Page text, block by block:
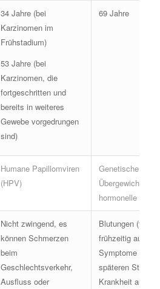
34 Jahre (bei
Karzinomen im
Frühstadium)
53 Jahre (bei
Karzinomen, die
fortgeschritten und
bereits in weiteres
Gewebe vorgedrungen
sind)
69 Jahre
Humane Papillomviren
(HPV)
Genetische
Übergewicht,
hormonelle
Nicht zwingend, es
können Schmerzen
beim
Geschlechtsverkehr,
Ausfluss oder
Blutungen (treten
frühzeitig auf),
Symptome
späteren Stadien
Krankheit auf